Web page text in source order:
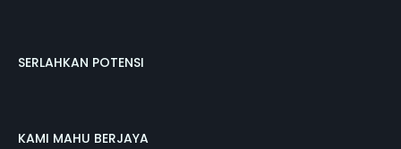
SERLAHKAN POTENSI
KAMI MAHU BERJAYA